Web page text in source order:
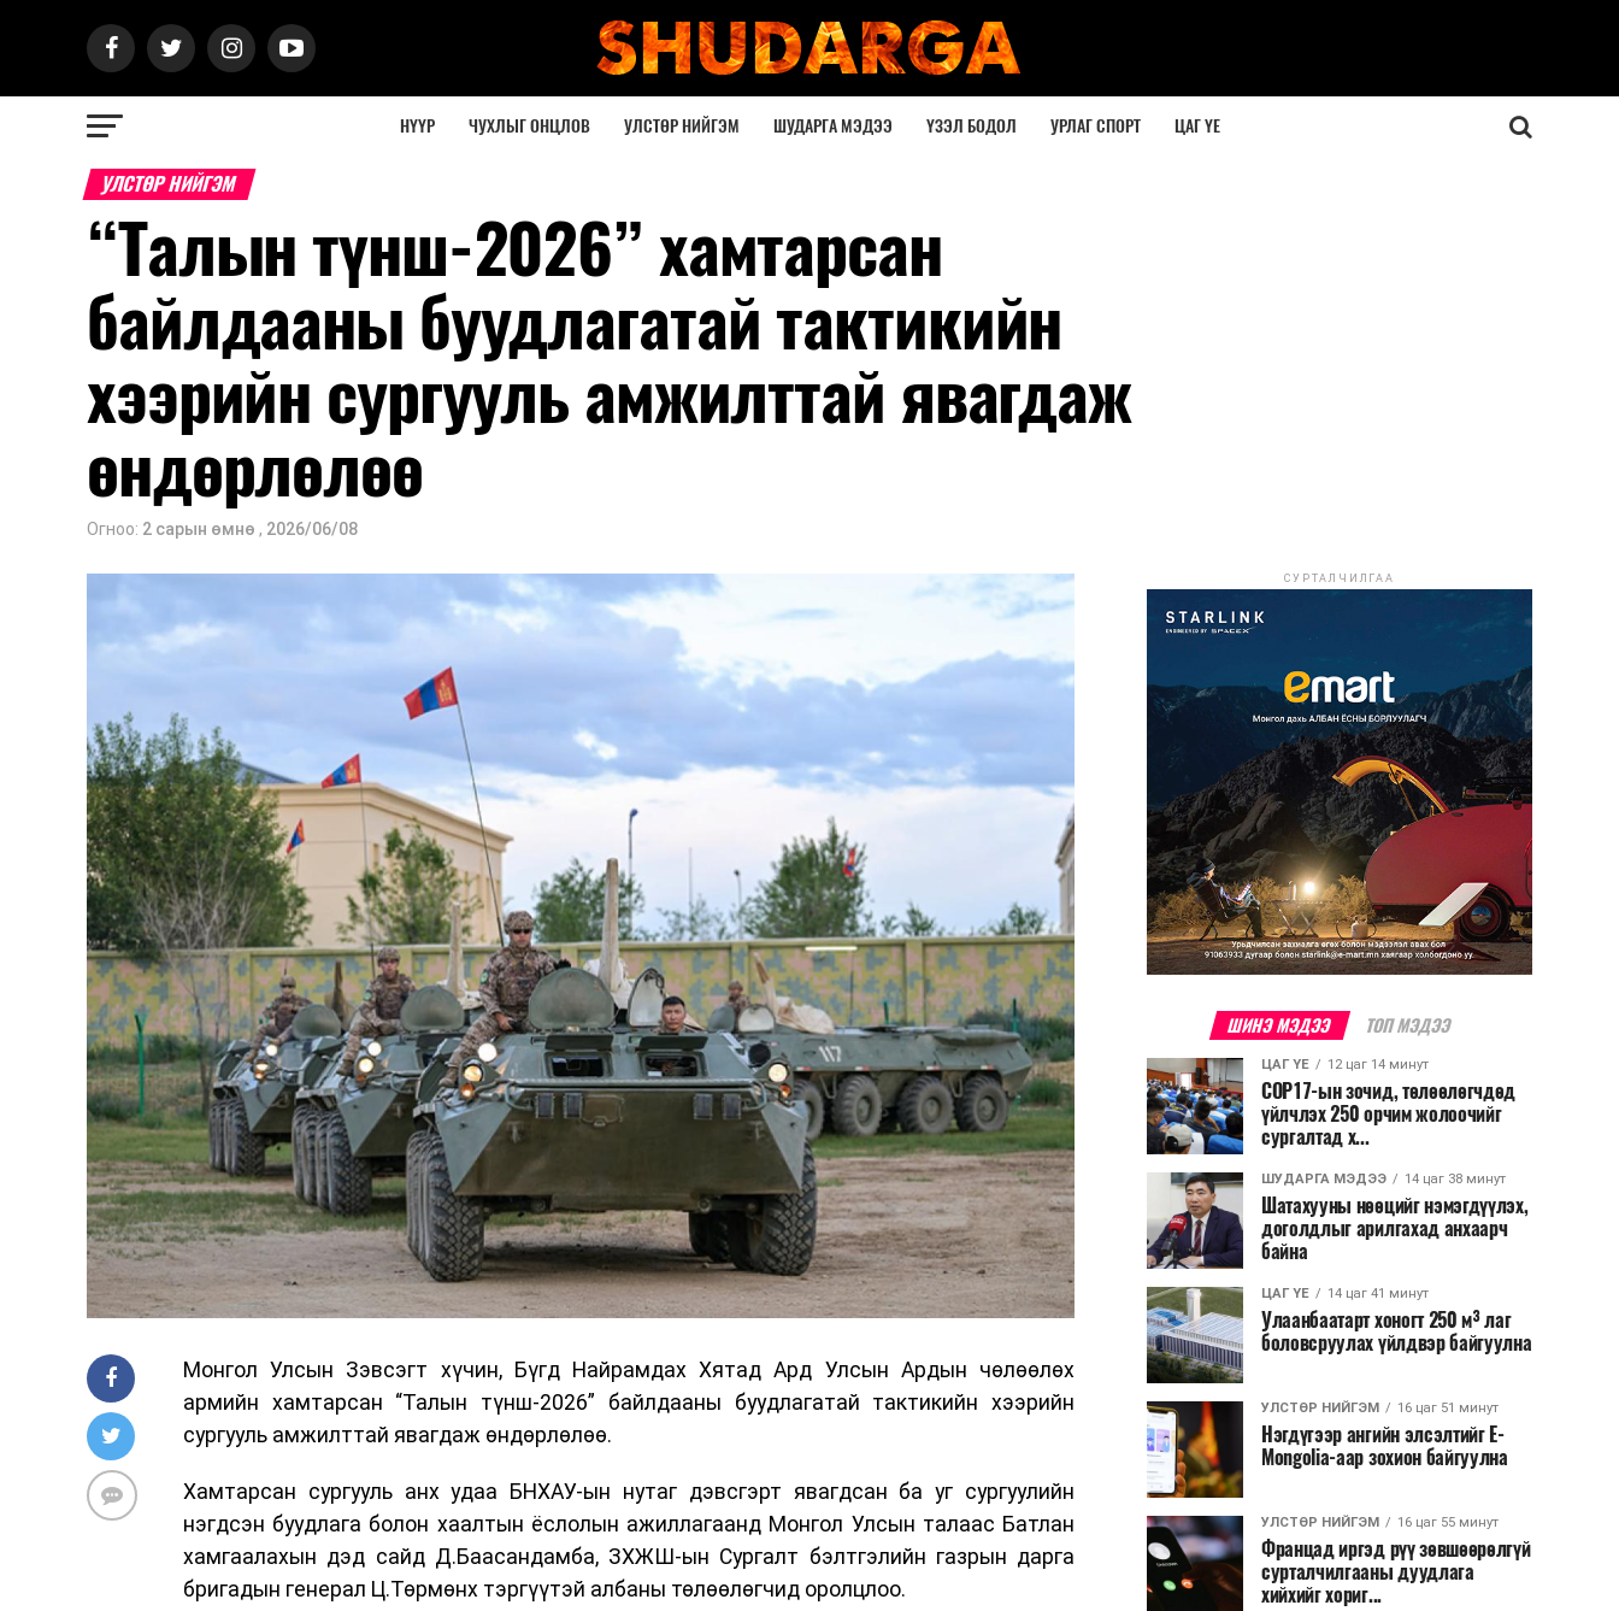
НҮҮР ЧУХЛЫГ ОНЦЛОВ УЛСТӨР НИЙГЭМ ШУДАРГА МЭДЭЭ ҮЗЭЛ БОДОЛ УРЛАГ СПОРТ ЦАГ ҮЕ
УЛСТӨР НИЙГЭМ
“Талын түнш-2026” хамтарсан
байлдааны буудлагатай тактикийн
хээрийн сургууль амжилттай явагдаж
өндөрлөлөө
Огноо: 2 сарын өмнө , 2026/06/08
Монгол Улсын Зэвсэгт хүчин, Бүгд Найрамдах Хятад Ард Улсын Ардын чөлөөлөх
армийн хамтарсан “Талын түнш-2026” байлдааны буудлагатай тактикийн хээрийн
сургууль амжилттай явагдаж өндөрлөлөө.
Хамтарсан сургууль анх удаа БНХАУ-ын нутаг дэвсгэрт явагдсан ба уг сургуулийн
нэгдсэн буудлага болон хаалтын ёслолын ажиллагаанд Монгол Улсын талаас Батлан
хамгаалахын дэд сайд Д.Баасандамба, ЗХЖШ-ын Сургалт бэлтгэлийн газрын дарга
бригадын генерал Ц.Төрмөнх тэргүүтэй албаны төлөөлөгчид оролцлоо.
СУРТАЛЧИЛГАА
ШИНЭ МЭДЭЭ ТОП МЭДЭЭ
ЦАГ ҮЕ 12 цаг 14 минут
COP17-ын зочид, төлөөлөгчдөд
үйлчлэх 250 орчим жолоочийг
сургалтад х...
ШУДАРГА МЭДЭЭ 14 цаг 38 минут
Шатахууны нөөцийг нэмэгдүүлэх,
доголдлыг арилгахад анхаарч
байна
ЦАГ ҮЕ 14 цаг 41 минут
Улаанбаатарт хоногт 250 м³ лаг
боловсруулах үйлдвэр байгуулна
УЛСТӨР НИЙГЭМ 16 цаг 51 минут
Нэгдүгээр ангийн элсэлтийг E-
Mongolia-аар зохион байгуулна
УЛСТӨР НИЙГЭМ 16 цаг 55 минут
Францад иргэд рүү зөвшөөрөлгүй
сурталчилгааны дуудлага
хийхийг хориг...